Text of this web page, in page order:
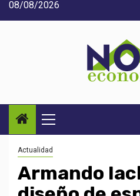
Saltar
al
08/08/2026
Menú
principal
Actualidad
Armando